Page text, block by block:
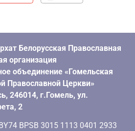
Белорусская Православная
организация
объединение «Гомельская
Православной Церкви»
246014, г.Гомель, ул.
2
BPSB 3015 1113 0401 2933